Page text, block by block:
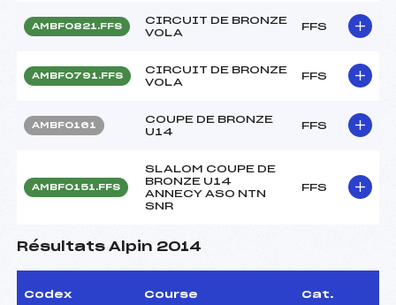
AMBF0821.FFS
CIRCUIT DE BRONZE
VOLA
FFS
AMBF0791.FFS
CIRCUIT DE BRONZE
VOLA
FFS
AMBF0161
COUPE DE BRONZE
U14
FFS
AMBF0151.FFS
SLALOM COUPE DE
BRONZE U14
ANNECY ASO NTN
SNR
FFS
Résultats Alpin 2014
Codex Course Cat.